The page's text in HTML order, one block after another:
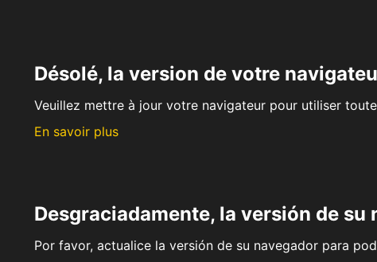
Désolé, la version de votre
Veuillez mettre à jour votre navigateur pour utiliser
En savoir plus
Desgraciadamente, la versión de su
Por favor, actualice la versión de su navegador para